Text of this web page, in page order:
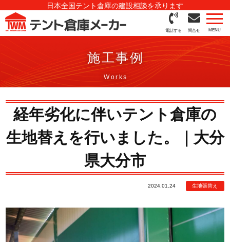
日本全国テント倉庫の建設相談を承ります
電話する 問合せ
施工事例
経年劣化に伴いテント倉庫の
生地替えを行いました。｜大分
県大分市
2024.01.24 生地張替え